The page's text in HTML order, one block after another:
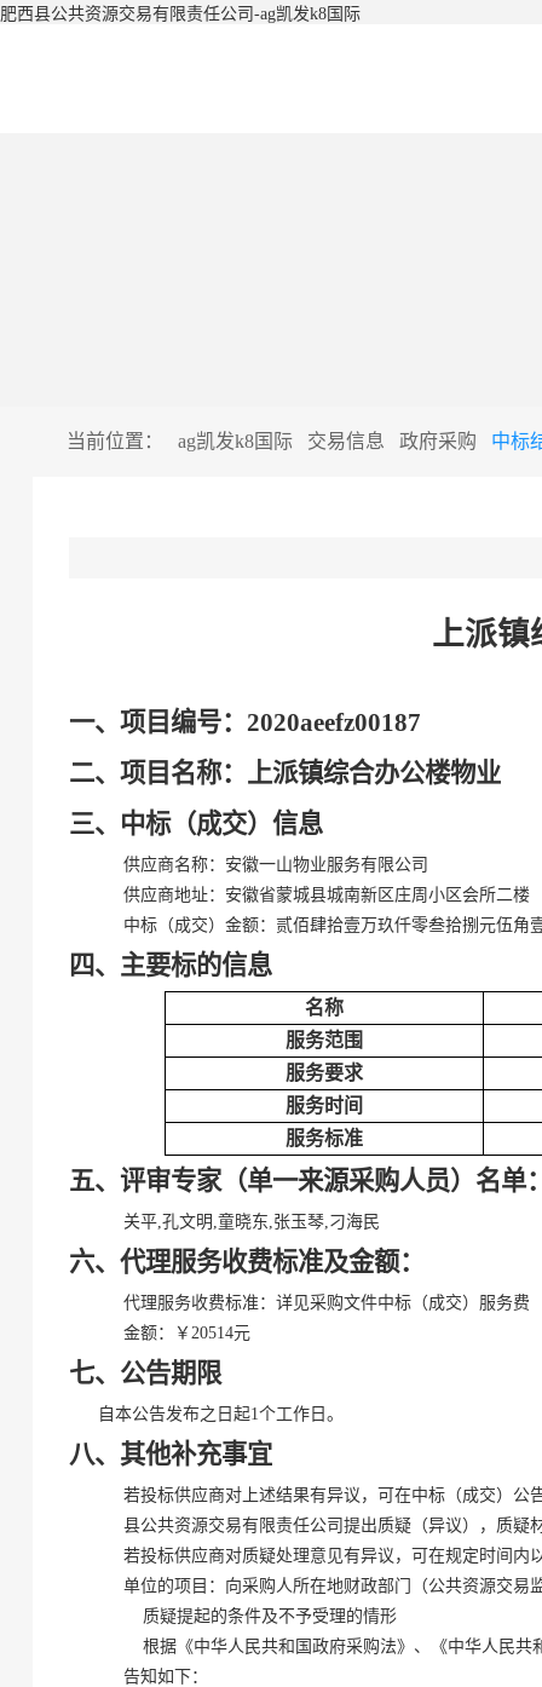
肥西县公共资源交易有限责任公司-ag凯发k8国际
当前位置： ag凯发k8国际 交易信息 政府采购 中标
上派镇
一、项目编号：2020aeefz00187
二、项目名称：上派镇综合办公楼物业
三、中标（成交）信息
供应商名称：安徽一山物业服务有限公司
供应商地址：安徽省蒙城县城南新区庄周小区会所二楼
中标（成交）金额：贰佰肆拾壹万玖仟零叁拾捌元伍角
四、主要标的信息
名称
服务范围
服务要求
服务时间
服务标准
五、评审专家（单一来源采购人员）名单
关平,孔文明,童晓东,张玉琴,刁海民
六、代理服务收费标准及金额：
代理服务收费标准：详见采购文件中标（成交）服务费
金额：￥20514元
七、公告期限
自本公告发布之日起1个工作日。
八、其他补充事宜
若投标供应商对上述结果有异议，可在中标（成交）公
县公共资源交易有限责任公司提出质疑（异议），质疑
若投标供应商对质疑处理意见有异议，可在规定时间内
单位的项目：向采购人所在地财政部门（公共资源交易
质疑提起的条件及不予受理的情形
根据《中华人民共和国政府采购法》、《中华人民共
告知如下：